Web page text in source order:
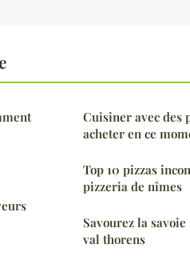
Cuisiner avec des
acheter en ce
Top 10 pizzas
pizzeria de nîmes
Savourez la
val thorens